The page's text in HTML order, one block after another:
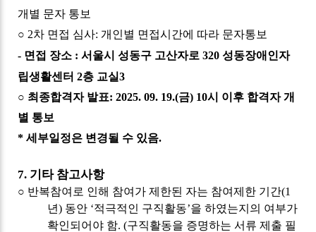
개별 문자 통보
○ 2차 면접 심사:개인별 면접시간에 따라 문자통보
- 면접 장소 :서울시 성동구 고산자로320성동장애인자
립생활센터2층 교실3
○ 최종합격자 발표: 2025. 09. 19.(금) 10시 이후 합격자 개
별 통보
*세부일정은 변경될 수 있음.
7. 기타 참고사항
○ 반복참여로 인해 참여가 제한된 자는 참여제한 기간(1
년) 동안 ‘적극적인 구직활동’을 하였는지의 여부가
확인되어야 함. (구직활동을 증명하는 서류 제출 필